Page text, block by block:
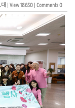
| View 18650| Comments 0